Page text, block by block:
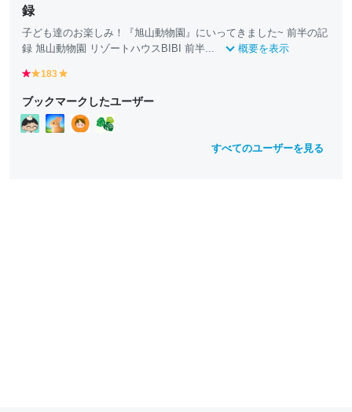
録
子ども達のお楽しみ！『旭山動物園』にいってきました~ 前半の記
録 旭山動物園 リゾートハウスBIBI 前半...
概要を表示
r
d
y
ll
o
w
183
ll
o
w
ブックマークしたユーザー
すべてのユーザーを見る